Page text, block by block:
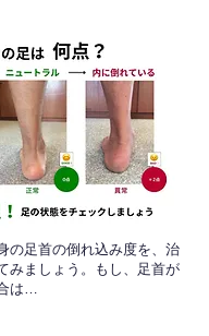
の足首の倒れ込み度を、治
みましょう。もし、足首が
は…